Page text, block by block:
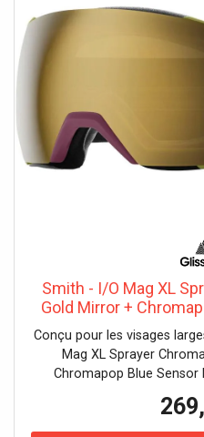
Smith - I/O Mag XL
Gold Mirror +
Conçu pour les visages
Mag XL Sprayer
Chromapop Blue
ses écrans